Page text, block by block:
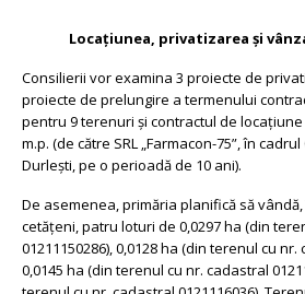
Locațiunea, privatizarea și
Consilierii vor examina 3 proiecte de
proiecte de prelungire a termenului
pentru 9 terenuri și contractul de locațiune
m.p. (de către SRL „Farmacon-75”, în
Durlești, pe o perioadă de 10 ani).
De asemenea, primăria planifică să
cetățeni, patru loturi de 0,0297 ha (din
01211150286), 0,0128 ha (din terenul cu nr.
0,0145 ha (din terenul cu nr. cadastral